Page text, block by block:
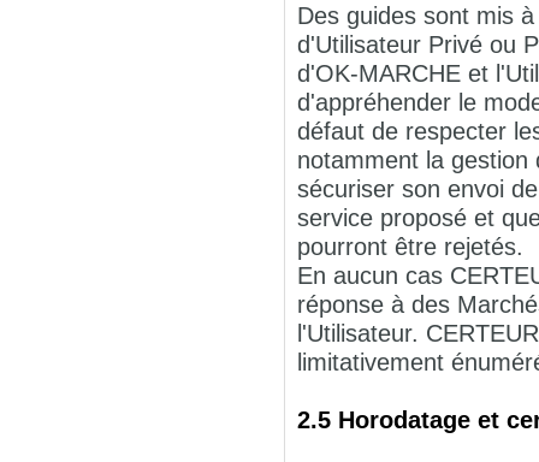
Des guides sont mis
d'Utilisateur Privé ou
d'OK-MARCHE et
d'appréhender le
défaut de respecter
notamment la
sécuriser son envoi
service proposé et
pourront être rejetés.
En aucun cas
réponse à des
l'Utilisateur.
limitativement
2.5 Horodatage et